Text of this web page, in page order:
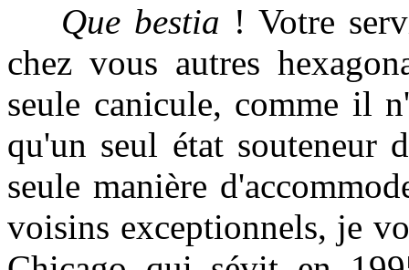
Que bestia ! Votre
chez vous autres
seule canicule, comme il
qu'un seul état souteneur
seule manière
voisins exceptionnels, je